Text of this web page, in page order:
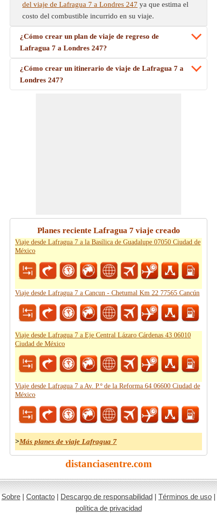
del viaje de Lafragua 7 a Londres 247 ya que estima el
costo del combustible incurrido en su viaje.
¿Cómo crear un plan de viaje de regreso de
Lafragua 7 a Londres 247?
¿Cómo crear un itinerario de viaje de Lafragua 7 a
Londres 247?
Planes reciente Lafragua 7 viaje creado
Viaje desde Lafragua 7 a la Basílica de Guadalupe 07050 Ciudad de
México
Viaje desde Lafragua 7 a Cancun - Chetumal Km 22 77565 Cancún
Viaje desde Lafragua 7 a Eje Central Lázaro Cárdenas 43 06010
Ciudad de México
Viaje desde Lafragua 7 a Av. P.º de la Reforma 64 06600 Ciudad de
México
>Más planes de viaje Lafragua 7
distanciasentre.com
Sobre | Contacto | Descargo de responsabilidad | Términos de uso |
política de privacidad